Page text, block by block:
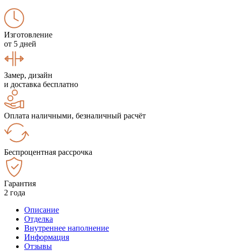
Изготовление
от 5 дней
Замер, дизайн
и доставка бесплатно
Оплата наличными, безналичный расчёт
Беспроцентная рассрочка
Гарантия
2 года
Описание
Отделка
Внутреннее наполнение
Информация
Отзывы